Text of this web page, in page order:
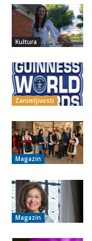
Kultura
Zanimljivosti
Magazin
Magazin